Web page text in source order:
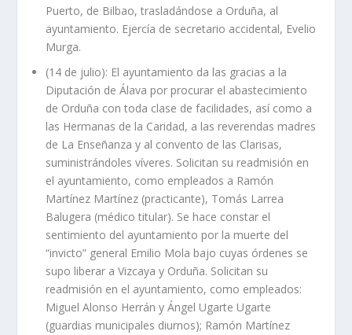
Puerto, de Bilbao, trasladándose a Orduña, al
ayuntamiento. Ejercía de secretario accidental, Evelio
Murga.
(14 de julio): El ayuntamiento da las gracias a la
Diputación de Álava por procurar el abastecimiento
de Orduña con toda clase de facilidades, así como a
las Hermanas de la Caridad, a las reverendas madres
de La Enseñanza y al convento de las Clarisas,
suministrándoles víveres. Solicitan su readmisión en
el ayuntamiento, como empleados a Ramón
Martínez Martínez (practicante), Tomás Larrea
Balugera (médico titular). Se hace constar el
sentimiento del ayuntamiento por la muerte del
“invicto” general Emilio Mola bajo cuyas órdenes se
supo liberar a Vizcaya y Orduña. Solicitan su
readmisión en el ayuntamiento, como empleados:
Miguel Alonso Herrán y Ángel Ugarte Ugarte
(guardias municipales diurnos); Ramón Martínez